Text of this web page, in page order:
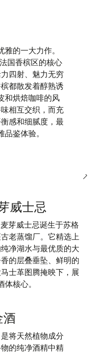
的一大力作。
国香槟区的核心
四射、魅力无穷
都散发着醇熟诱
和烘焙咖啡的风
相互交织，而充
感和细腻度，最
鉴体验。
威士忌
芽威士忌诞生于苏格
老蒸馏厂。它精选上
净湖水与最优质的大
的层叠垂坠、鲜明的
士革图腾掩映下，展
核心。
将天然植物成分
的纯净酒精中精